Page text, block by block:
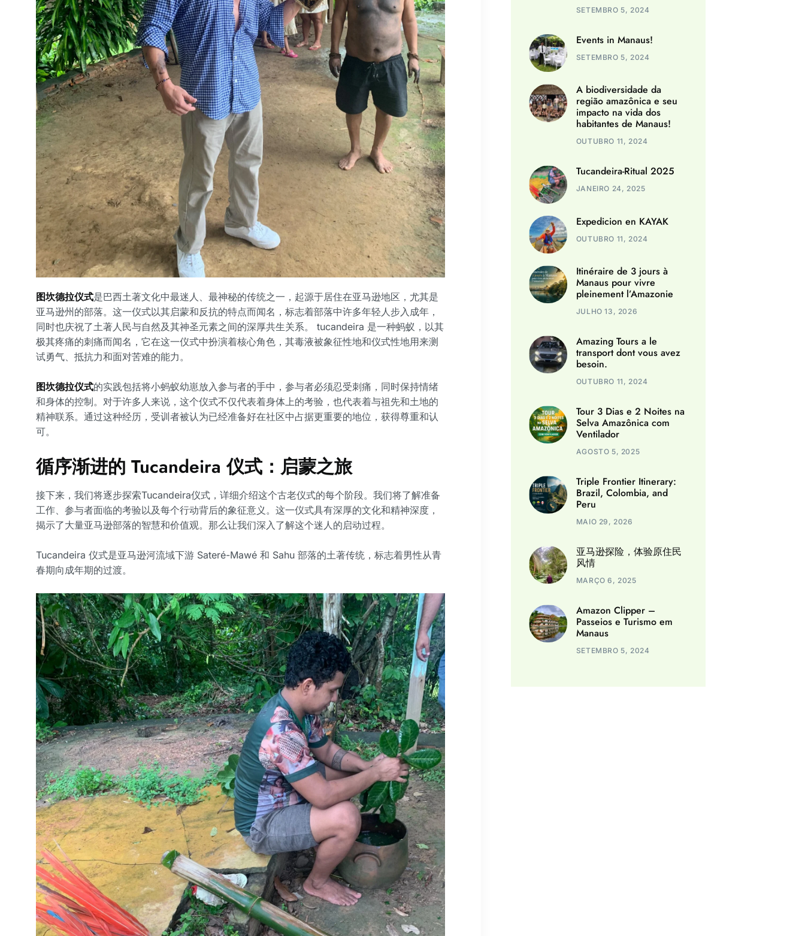
图坎德拉仪式是巴西土著文化中最迷人、最神秘的传统之一，起源于居住在亚马逊地区，尤其是
亚马逊州的部落。这一仪式以其启蒙和反抗的特点而闻名，标志着部落中许多年轻人步入成年，
同时也庆祝了土著人民与自然及其神圣元素之间的深厚共生关系。 tucandeira 是一种蚂蚁，以其
极其疼痛的刺痛而闻名，它在这一仪式中扮演着核心角色，其毒液被象征性地和仪式性地用来测
试勇气、抵抗力和面对苦难的能力。
图坎德拉仪式的实践包括将小蚂蚁幼崽放入参与者的手中，参与者必须忍受刺痛，同时保持情绪
和身体的控制。对于许多人来说，这个仪式不仅代表着身体上的考验，也代表着与祖先和土地的
精神联系。通过这种经历，受训者被认为已经准备好在社区中占据更重要的地位，获得尊重和认
可。
循序渐进的 Tucandeira 仪式：启蒙之旅
接下来，我们将逐步探索Tucandeira仪式，详细介绍这个古老仪式的每个阶段。我们将了解准备
工作、参与者面临的考验以及每个行动背后的象征意义。这一仪式具有深厚的文化和精神深度，
揭示了大量亚马逊部落的智慧和价值观。那么让我们深入了解这个迷人的启动过程。
Tucandeira 仪式是亚马逊河流域下游 Sateré-Mawé 和 Sahu 部落的土著传统，标志着男性从青
春期向成年期的过渡。
SETEMBRO 5, 2024
Events in Manaus!
SETEMBRO 5, 2024
A biodiversidade da
região amazônica e seu
impacto na vida dos
habitantes de Manaus!
OUTUBRO 11, 2024
Tucandeira-Ritual 2025
JANEIRO 24, 2025
Expedicion en KAYAK
OUTUBRO 11, 2024
Itinéraire de 3 jours à
Manaus pour vivre
pleinement l’Amazonie
JULHO 13, 2026
Amazing Tours a le
transport dont vous avez
besoin.
OUTUBRO 11, 2024
Tour 3 Dias e 2 Noites na
Selva Amazônica com
Ventilador
AGOSTO 5, 2025
Triple Frontier Itinerary:
Brazil, Colombia, and
Peru
MAIO 29, 2026
亚马逊探险，体验原住民
风情
MARÇO 6, 2025
Amazon Clipper –
Passeios e Turismo em
Manaus
SETEMBRO 5, 2024